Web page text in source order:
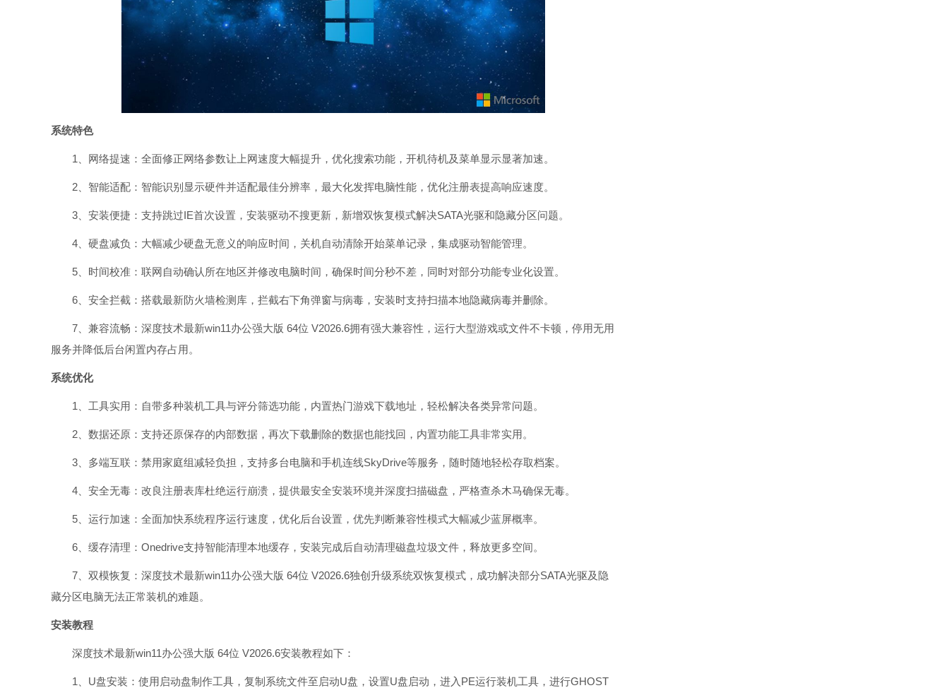
系统特色
1、网络提速：全面修正网络参数让上网速度大幅提升，优化搜索功能，开机待机及菜单显示显著加速。
2、智能适配：智能识别显示硬件并适配最佳分辨率，最大化发挥电脑性能，优化注册表提高响应速度。
3、安装便捷：支持跳过IE首次设置，安装驱动不搜更新，新增双恢复模式解决SATA光驱和隐藏分区问题。
4、硬盘减负：大幅减少硬盘无意义的响应时间，关机自动清除开始菜单记录，集成驱动智能管理。
5、时间校准：联网自动确认所在地区并修改电脑时间，确保时间分秒不差，同时对部分功能专业化设置。
6、安全拦截：搭载最新防火墙检测库，拦截右下角弹窗与病毒，安装时支持扫描本地隐藏病毒并删除。
7、兼容流畅：深度技术最新win11办公强大版 64位 V2026.6拥有强大兼容性，运行大型游戏或文件不卡顿，停用无用
服务并降低后台闲置内存占用。
系统优化
1、工具实用：自带多种装机工具与评分筛选功能，内置热门游戏下载地址，轻松解决各类异常问题。
2、数据还原：支持还原保存的内部数据，再次下载删除的数据也能找回，内置功能工具非常实用。
3、多端互联：禁用家庭组减轻负担，支持多台电脑和手机连线SkyDrive等服务，随时随地轻松存取档案。
4、安全无毒：改良注册表库杜绝运行崩溃，提供最安全安装环境并深度扫描磁盘，严格查杀木马确保无毒。
5、运行加速：全面加快系统程序运行速度，优化后台设置，优先判断兼容性模式大幅减少蓝屏概率。
6、缓存清理：Onedrive支持智能清理本地缓存，安装完成后自动清理磁盘垃圾文件，释放更多空间。
7、双模恢复：深度技术最新win11办公强大版 64位 V2026.6独创升级系统双恢复模式，成功解决部分SATA光驱及隐
藏分区电脑无法正常装机的难题。
安装教程
深度技术最新win11办公强大版 64位 V2026.6安装教程如下：
1、U盘安装：使用启动盘制作工具，复制系统文件至启动U盘，设置U盘启动，进入PE运行装机工具，进行GHOST